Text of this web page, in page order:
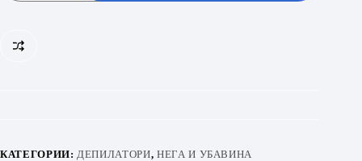
КАТЕГОРИИ: ДЕПИЛАТОРИ, НЕГА И УБАВИНА